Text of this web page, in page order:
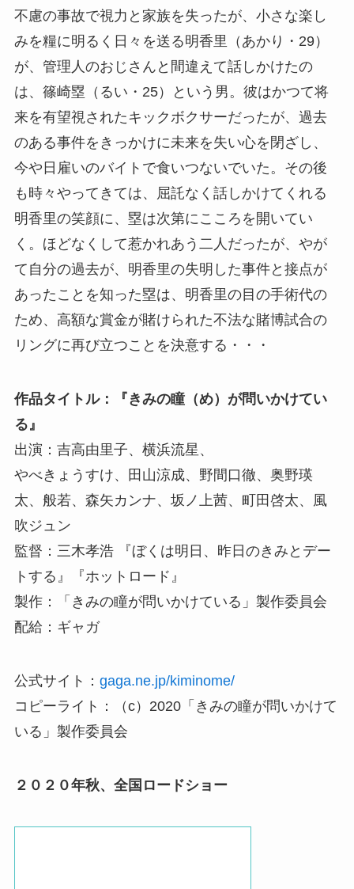
不慮の事故で視力と家族を失ったが、小さな楽し
みを糧に明るく日々を送る明香里（あかり・29）
が、管理人のおじさんと間違えて話しかけたの
は、篠崎塁（るい・25）という男。彼はかつて将
来を有望視されたキックボクサーだったが、過去
のある事件をきっかけに未来を失い心を閉ざし、
今や日雇いのバイトで食いつないでいた。その後
も時々やってきては、屈託なく話しかけてくれる
明香里の笑顔に、塁は次第にこころを開いてい
く。ほどなくして惹かれあう二人だったが、やが
て自分の過去が、明香里の失明した事件と接点が
あったことを知った塁は、明香里の目の手術代の
ため、高額な賞金が賭けられた不法な賭博試合の
リングに再び立つことを決意する・・・
作品タイトル：『きみの瞳（め）が問いかけてい
る』
出演：吉高由里子、横浜流星、
やべきょうすけ、田山涼成、野間口徹、奥野瑛
太、般若、森矢カンナ、坂ノ上茜、町田啓太、風
吹ジュン
監督：三木孝浩 『ぼくは明日、昨日のきみとデー
トする』『ホットロード』
製作：「きみの瞳が問いかけている」製作委員会
配給：ギャガ
公式サイト： gaga.ne.jp/kiminome/
コピーライト：（c）2020「きみの瞳が問いかけて
いる」製作委員会
２０２０年秋、全国ロードショー